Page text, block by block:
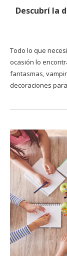
Descubrí la
Todo lo que
ocasión lo
fantasmas,
decoraciones